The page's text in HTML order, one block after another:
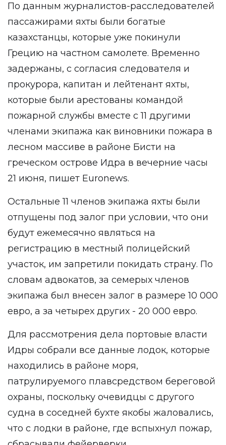
По данным журналистов-расследователей
пассажирами яхты были богатые
казахстанцы, которые уже покинули
Грецию на частном самолете. Временно
задержаны, с согласия следователя и
прокурора, капитан и лейтенант яхты,
которые были арестованы командой
пожарной службы вместе с 11 другими
членами экипажа как виновники пожара в
лесном массиве в районе Бисти на
греческом острове Идра в вечерние часы
21 июня, пишет Euronews.
Остальные 11 членов экипажа яхты были
отпущены под залог при условии, что они
будут ежемесячно являться на
регистрацию в местный полицейский
участок, им запретили покидать страну. По
словам адвокатов, за семерых членов
экипажа был внесен залог в размере 10 000
евро, а за четырех других - 20 000 евро.
Для рассмотрения дела портовые власти
Идры собрали все данные лодок, которые
находились в районе моря,
патрулируемого плавсредством береговой
охраны, поскольку очевидцы с другого
судна в соседней бухте якобы жаловались,
что с лодки в районе, где вспыхнул пожар,